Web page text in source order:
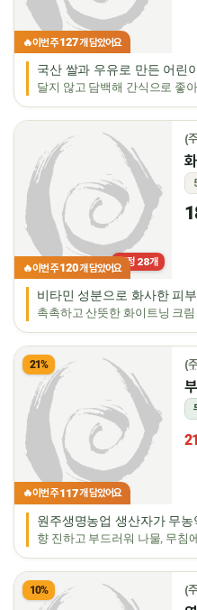
🔥이번 주127개 담았어요
국산 쌀과 우유로 만든 어린
달지 않고 담백해 간식으로 좋
🔥이번 주120개 담았어요한정 28개
(
비타민 성분으로 화사한 피
촉촉하고 산뜻한 화이트닝 크림
21%
🔥이번 주117개 담았어요
(
원주생명농업 생산자가 무농
향 진하고 부드러워 나물, 무침
10% (